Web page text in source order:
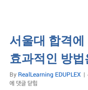
서울대 합격
효과적인 방법
By RealLearning EDUPLEX |
에 댓글 닫힘